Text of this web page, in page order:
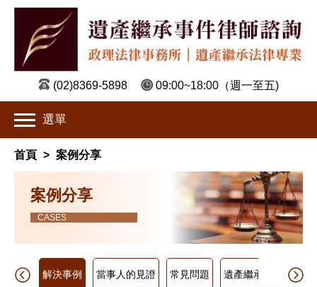
(02)8369-5898 09:00~18:00 （週一至五)
選單
首頁 > 案例分享
案例分享
CASES
解決事例 當事人的見證 常見問題 遺產繼承 遺產分割